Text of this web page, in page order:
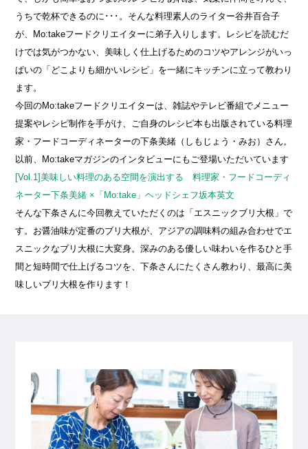
うちで乾杯できるのに･･･。そんな料理素人のライター谷井百合子
が、Mo:takeフードクリエイターに弟子入りします。レシピを読むだ
けでは気がつかない、美味しく仕上げるためのコツやアレンジがいっ
ぱいの「どこよりも細かいレシピ」を一緒にキッチンに立って教わり
ます。
今回のMo:takeフードクリエイターは、雑誌やテレビ番組でメニュー
提案やレシピ制作を手がけ、ご自身のレシピ本も出版されている料理
家・フードコーディネーターの下条美緒（しもじょう・みお）さん。
以前、Mo:takeマガジンのインタビューにもご登場いただいています
[Vol.1]美味しい料理のある空間を演出する 料理家・フードコーディ
ネーター下条美緒 ×「Mo:take」ヘッドシェフ坂本英文
そんな下条さんに今回教えていただくのは「エスニックブリ大根」で
す。お醤油味が定番のブリ大根が、アジアの調味料の組み合わせでエ
スニックなブリ大根に大変身。深みのある優しい味わいを作るひと手
間と短時間で仕上げるコツを、下条さんにたくさん教わり、最高に美
味しいブリ大根を作ります！